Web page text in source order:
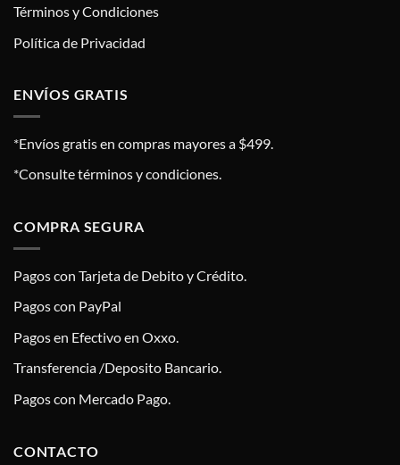
Términos y Condiciones
Política de Privacidad
ENVÍOS GRATIS
*Envíos gratis en compras mayores a $499.
*Consulte términos y condiciones.
COMPRA SEGURA
Pagos con Tarjeta de Debito y Crédito.
Pagos con PayPal
Pagos en Efectivo en Oxxo.
Transferencia /Deposito Bancario.
Pagos con Mercado Pago.
CONTACTO